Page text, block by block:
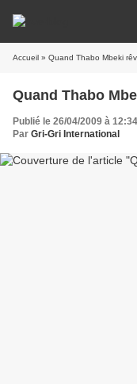
Accueil » Quand Thabo Mbeki
Quand Thabo
Publié le 26/04/2009 à 12:34
Par Gri-Gri International